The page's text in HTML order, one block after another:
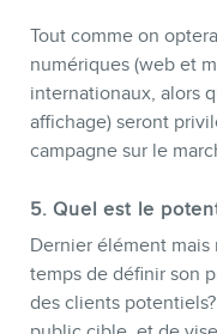
Tout comme on
numériques (web et
internationaux, alors
affichage) seront
campagne sur le
5. Quel est le
Dernier élément
temps de définir son
des clients